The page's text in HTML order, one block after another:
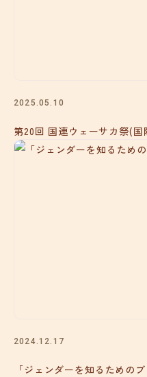
2025.05.10
第20回 国連ウェーサカ祭(
2024.12.17
「ジェンダーを知るための